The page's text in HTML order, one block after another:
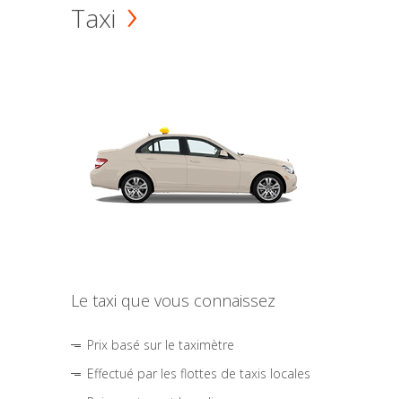
Taxi
Le taxi que vous connaissez
Prix basé sur le taximètre
Effectué par les flottes de taxis locales